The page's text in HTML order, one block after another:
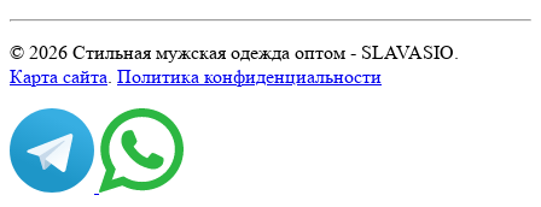
© 2026 Стильная мужская одежда оптом - SLAVASIO.
Карта сайта. Политика конфиденциальности